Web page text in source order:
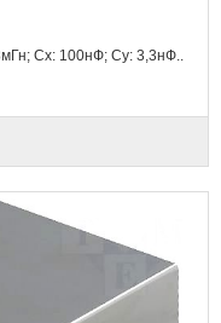
Cx: 100нФ; Cy: 3,3нФ..